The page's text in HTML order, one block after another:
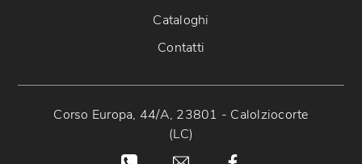
Cataloghi
Contatti
Corso Europa, 44/A, 23801 - Calolziocorte
(LC)